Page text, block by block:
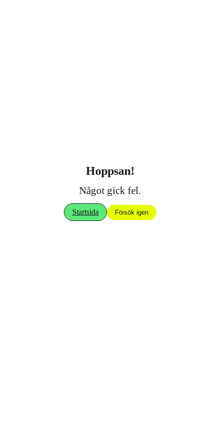
Hoppsan!
Något gick fel.
Startsida Försök igen